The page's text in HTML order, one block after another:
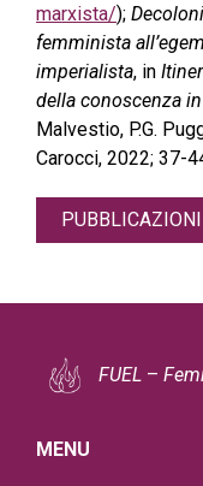
marxista/);
femminista
imperialista, in
della conoscenza
Malvestio, P.G.
Carocci, 2022; 37-
PUBBLICAZIONI
FUEL –
MENU